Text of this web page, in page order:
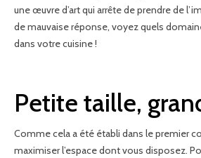
une œuvre d’art qui arrête de prendre de
de mauvaise réponse, voyez quels
dans votre cuisine !
Petite taille,
Comme cela a été établi dans le premier
maximiser l’espace dont vous disposez.